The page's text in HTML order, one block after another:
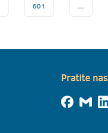
601 ...
Pratite nas